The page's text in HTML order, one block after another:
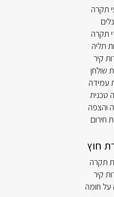
תקרה
תקרה
תליה
קיר
שולחן
עמידה
טכנית
והצפה
חירום
חוץ
תקרה
קיר
חומה